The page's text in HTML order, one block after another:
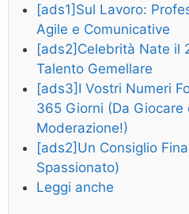
[ads1]Sul Lavoro:
Agile e Comunicative
[ads2]Celebrità Nate il
Talento Gemellare
[ads3]I Vostri Numeri
365 Giorni (Da Giocare
Moderazione!)
[ads2]Un Consiglio
Spassionato)
Leggi anche